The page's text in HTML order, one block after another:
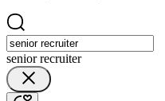
senior recruiter